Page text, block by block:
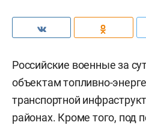
Российские военные за
объектам топливно-
транспортной
районах. Кроме того, под